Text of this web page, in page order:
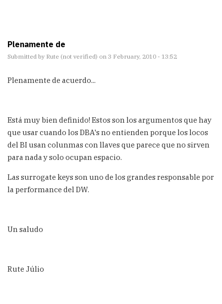
Plenamente de
Submitted by Rute (not verified) on 3 February, 2010 - 13:52
Plenamente de acuerdo...
Está muy bien definido! Estos son los argumentos que hay
que usar cuando los DBA's no entienden porque los locos
del BI usan colunmas con llaves que parece que no sirven
para nada y solo ocupan espacio.
Las surrogate keys son uno de los grandes responsable por
la performance del DW.
Un saludo
Rute Júlio